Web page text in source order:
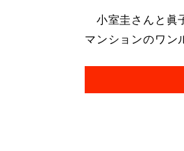
小室圭さんと眞
マンションのワン